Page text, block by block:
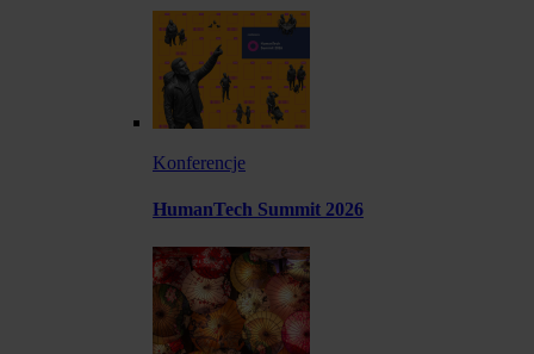
Konferencje
HumanTech Summit 2026